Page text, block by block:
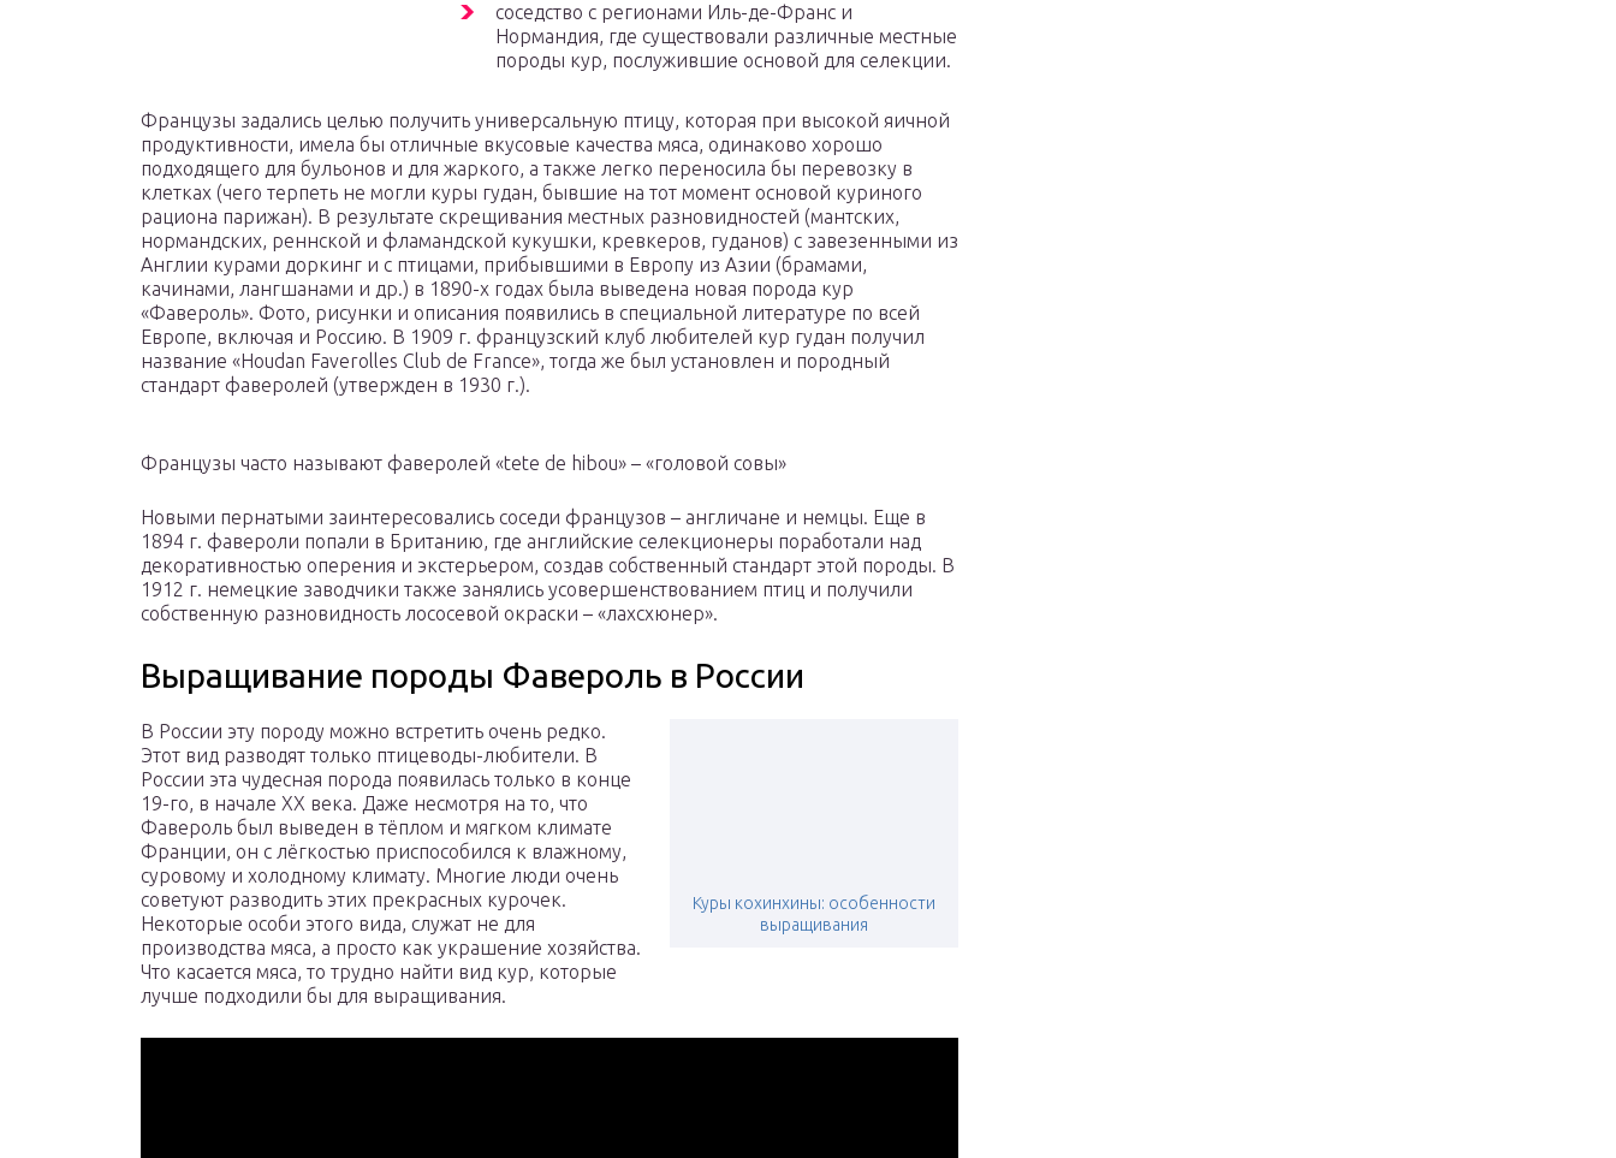
соседство с регионами Иль-де-Франс и
Нормандия, где существовали различные местные
породы кур, послужившие основой для селекции.
Французы задались целью получить универсальную птицу, которая при высокой яичной
продуктивности, имела бы отличные вкусовые качества мяса, одинаково хорошо
подходящего для бульонов и для жаркого, а также легко переносила бы перевозку в
клетках (чего терпеть не могли куры гудан, бывшие на тот момент основой куриного
рациона парижан). В результате скрещивания местных разновидностей (мантских,
нормандских, реннской и фламандской кукушки, кревкеров, гуданов) с завезенными из
Англии курами доркинг и с птицами, прибывшими в Европу из Азии (брамами,
качинами, лангшанами и др.) в 1890-х годах была выведена новая порода кур
«Фавероль». Фото, рисунки и описания появились в специальной литературе по всей
Европе, включая и Россию. В 1909 г. французский клуб любителей кур гудан получил
название «Houdan Faverolles Club de France», тогда же был установлен и породный
стандарт фаверолей (утвержден в 1930 г.).
Французы часто называют фаверолей «tete de hibou» – «головой совы»
Новыми пернатыми заинтересовались соседи французов – англичане и немцы. Еще в
1894 г. фавероли попали в Британию, где английские селекционеры поработали над
декоративностью оперения и экстерьером, создав собственный стандарт этой породы. В
1912 г. немецкие заводчики также занялись усовершенствованием птиц и получили
собственную разновидность лососевой окраски – «лахсхюнер».
Выращивание породы Фавероль в России
Куры кохинхины: особенности
выращивания
В России эту породу можно встретить очень редко.
Этот вид разводят только птицеводы-любители. В
России эта чудесная порода появилась только в конце
19-го, в начале XX века. Даже несмотря на то, что
Фавероль был выведен в тёплом и мягком климате
Франции, он с лёгкостью приспособился к влажному,
суровому и холодному климату. Многие люди очень
советуют разводить этих прекрасных курочек.
Некоторые особи этого вида, служат не для
производства мяса, а просто как украшение хозяйства.
Что касается мяса, то трудно найти вид кур, которые
лучше подходили бы для выращивания.